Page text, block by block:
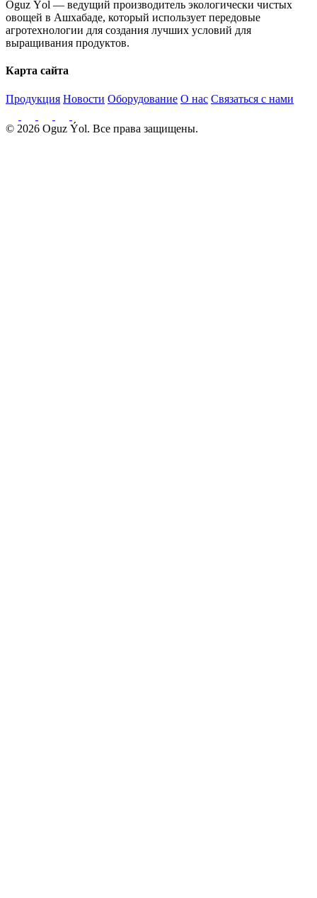
Oguz Ýol — ведущий производитель экологически чистых
овощей в Ашхабаде, который использует передовые
агротехнологии для создания лучших условий для
выращивания продуктов.
Карта сайта
Продукция Новости Оборудование О нас Связаться с нами
© 2026 Oguz Ýol. Все права защищены.